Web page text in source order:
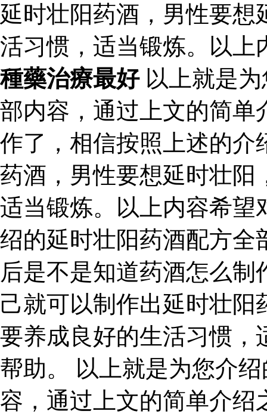
延时壮阳药酒，男性要想
活习惯，适当锻炼。以
種藥治療最好以上就是为
部内容，通过上文的简单
作了，相信按照上述的介
药酒，男性要想延时壮阳
适当锻炼。以上内容希望
绍的延时壮阳药酒配方全
后是不是知道药酒怎么
己就可以制作出延时壮
要养成良好的生活习惯，
帮助。 以上就是为您介
容，通过上文的简单介绍